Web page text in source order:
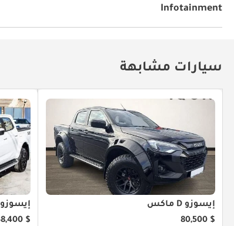
مكيّف
جهاز التحكم بالمناخInfotainment
سيارات مشابهة
إيسوزو D ماكس
$ 80,500
إيسوزو D ماكس
$ 38,400